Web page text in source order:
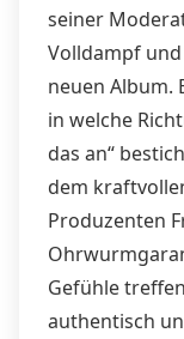
seiner
Volldampf
neuen Album.
in welche
das an“
dem
Produzenten
Gefühle
authentisch